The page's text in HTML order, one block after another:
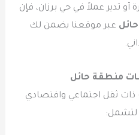
تدير عملاً في حي برزان، فإن
عبر موقعنا يضمن لك
منطقة حائل
ثقل اجتماعي واقتصادي
لتشمل: